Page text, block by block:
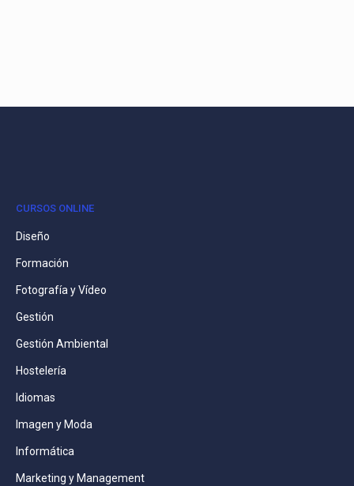
CURSOS ONLINE
Diseño
Formación
Fotografía y Vídeo
Gestión
Gestión Ambiental
Hostelería
Idiomas
Imagen y Moda
Informática
Marketing y Management